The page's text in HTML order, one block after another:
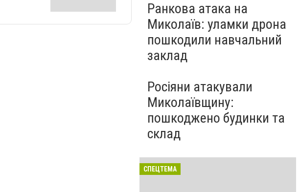
Ранкова атака на
Миколаїв: уламки дрона
пошкодили навчальний
заклад
Росіяни атакували
Миколаївщину:
пошкоджено будинки та
склад
СПЕЦТЕМА